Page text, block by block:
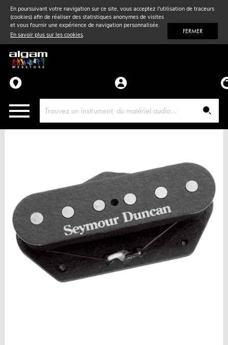
En poursuivant votre navigation sur ce site, vous acceptez l'utilisation de traceurs
(cookies) afin de réaliser des statistiques anonymes de visites
et vous fournir une expérience de navigation personnalisée.
En savoir plus sur les cookies. FERMER
Vent& Violon
Accessoires
Pièces détachées